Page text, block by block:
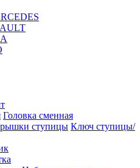
Головка сменная
Ключ ступицы/